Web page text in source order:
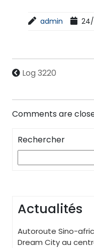
admin
Log 3220
Comments are
Rechercher
Actualités
Autoroute Sino-
Dream City au